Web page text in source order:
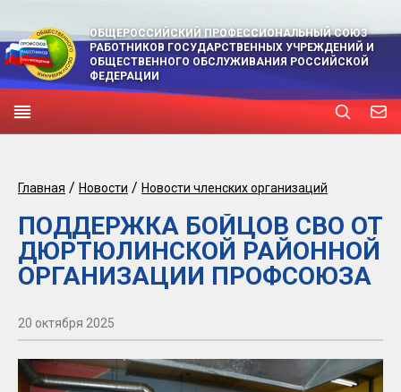
ОБЩЕРОССИЙСКИЙ ПРОФЕССИОНАЛЬНЫЙ СОЮЗ
РАБОТНИКОВ ГОСУДАРСТВЕННЫХ УЧРЕЖДЕНИЙ И
ОБЩЕСТВЕННОГО ОБСЛУЖИВАНИЯ РОССИЙСКОЙ
ФЕДЕРАЦИИ
Главная / Новости / Новости членских организаций
ПОДДЕРЖКА БОЙЦОВ СВО ОТ
ДЮРТЮЛИНСКОЙ РАЙОННОЙ
ОРГАНИЗАЦИИ ПРОФСОЮЗА
20 октября 2025